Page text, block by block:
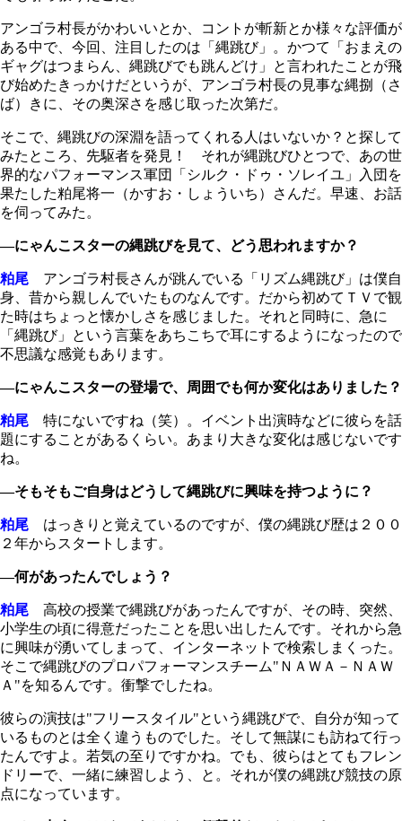
アンゴラ村長がかわいいとか、コントが斬新とか様々な評価が
ある中で、今回、注目したのは「縄跳び」。かつて「おまえの
ギャグはつまらん、縄跳びでも跳んどけ」と言われたことが飛
び始めたきっかけだというが、アンゴラ村長の見事な縄捌（さ
ば）きに、その奥深さを感じ取った次第だ。
そこで、縄跳びの深淵を語ってくれる人はいないか？と探して
みたところ、先駆者を発見！ それが縄跳びひとつで、あの世
界的なパフォーマンス軍団「シルク・ドゥ・ソレイユ」入団を
果たした粕尾将一（かすお・しょういち）さんだ。早速、お話
を伺ってみた。
―にゃんこスターの縄跳びを見て、どう思われますか？
粕尾 アンゴラ村長さんが跳んでいる「リズム縄跳び」は僕自
身、昔から親しんでいたものなんです。だから初めてＴＶで観
た時はちょっと懐かしさを感じました。それと同時に、急に
「縄跳び」という言葉をあちこちで耳にするようになったので
不思議な感覚もあります。
―にゃんこスターの登場で、周囲でも何か変化はありました？
粕尾 特にないですね（笑）。イベント出演時などに彼らを話
題にすることがあるくらい。あまり大きな変化は感じないです
ね。
―そもそもご自身はどうして縄跳びに興味を持つように？
粕尾 はっきりと覚えているのですが、僕の縄跳び歴は２００
２年からスタートします。
―何があったんでしょう？
粕尾 高校の授業で縄跳びがあったんですが、その時、突然、
小学生の頃に得意だったことを思い出したんです。それから急
に興味が湧いてしまって、インターネットで検索しまくった。
そこで縄跳びのプロパフォーマンスチーム"ＮＡＷＡ－ＮＡＷ
Ａ"を知るんです。衝撃でしたね。
彼らの演技は"フリースタイル"という縄跳びで、自分が知って
いるものとは全く違うものでした。そして無謀にも訪ねて行っ
たんですよ。若気の至りですかね。でも、彼らはとてもフレン
ドリーで、一緒に練習しよう、と。それが僕の縄跳び競技の原
点になっています。